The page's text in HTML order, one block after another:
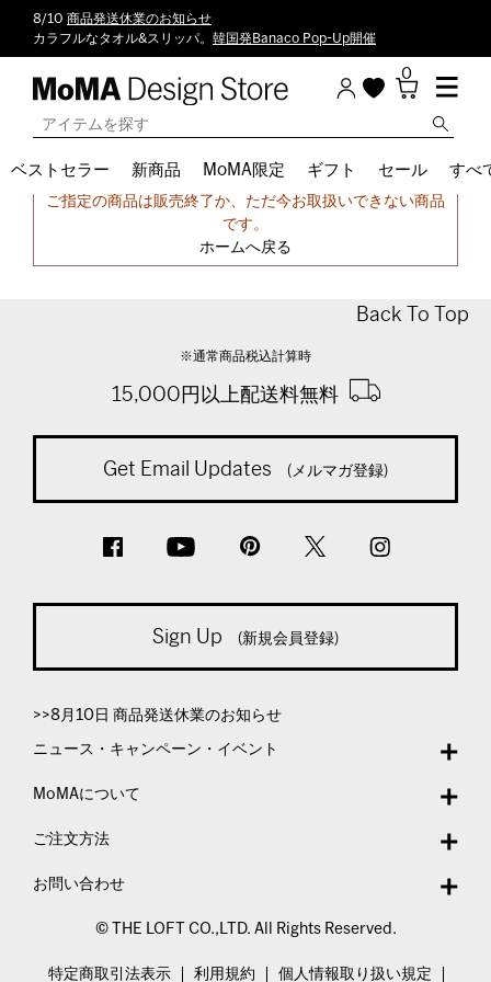
8/10 商品発送休業のお知らせ
カラフルなタオル&スリッパ。 韓国発Banaco Pop-Up開催
0
ベストセラー 新商品 MoMA限定 ギフト セール すべ
申し訳ございません。
ご指定の商品は販売終了か、ただ今お取扱いできない商品
です。
ホームへ戻る
Back To Top
※通常商品税込計算時
15,000円以上配送料無料
Get Email Updates (メルマガ登録)
Sign Up (新規会員登録)
>>8月10日 商品発送休業のお知らせ
ニュース・キャンペーン・イベント
MoMAについて
ご注文方法
お問い合わせ
© THE LOFT CO.,LTD. All Rights Reserved.
特定商取引法表示 利用規約 個人情報取り扱い規定